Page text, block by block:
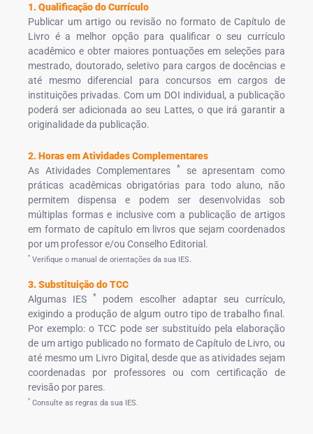
1. Qualificação do Currículo
Publicar um artigo ou revisão no formato de Capítulo de
Livro é a melhor opção para qualificar o seu currículo
acadêmico e obter maiores pontuações em seleções para
mestrado, doutorado, seletivo para cargos de docências e
até mesmo diferencial para concursos em cargos de
instituições privadas. Com um DOI individual, a publicação
poderá ser adicionada ao seu Lattes, o que irá garantir a
originalidade da publicação.
2. Horas em Atividades Complementares
As Atividades Complementares
*
se apresentam como
práticas acadêmicas obrigatórias para todo aluno, não
permitem dispensa e podem ser desenvolvidas sob
múltiplas formas e inclusive com a publicação de artigos
em formato de capítulo em livros que sejam coordenados
por um professor e/ou Conselho Editorial.
* Verifique o manual de orientações da sua IES.
3. Substituição do TCC
Algumas IES*
podem escolher adaptar seu currículo,
exigindo a produção de algum outro tipo de trabalho final.
Por exemplo: o TCC pode ser substituído pela elaboração
de um artigo publicado no formato de Capítulo de Livro, ou
até mesmo um Livro Digital, desde que as atividades sejam
coordenadas por professores ou com certificação de
revisão por pares.
* Consulte as regras da sua IES.